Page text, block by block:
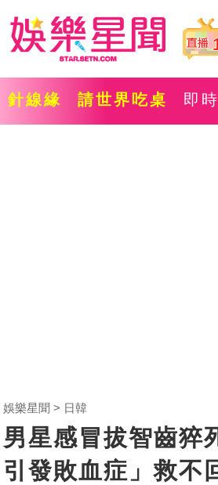
針線緣 請世界吃桌 即時
娛樂星聞 日韓
男星感冒拔智齒猝
引發敗血症」救